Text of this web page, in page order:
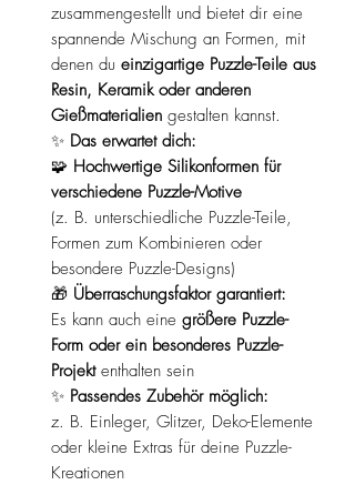
zusammengestellt und bietet dir eine
spannende Mischung an Formen, mit
denen du einzigartige Puzzle-Teile aus
Resin, Keramik oder anderen
Gießmaterialien gestalten kannst.
✨ Das erwartet dich:
🧩 Hochwertige Silikonformen für
verschiedene Puzzle-Motive
(z. B. unterschiedliche Puzzle-Teile,
Formen zum Kombinieren oder
besondere Puzzle-Designs)
🎁 Überraschungsfaktor garantiert:
Es kann auch eine größere Puzzle-
Form oder ein besonderes Puzzle-
Projektenthalten sein
✨ Passendes Zubehör möglich:
z. B. Einleger, Glitzer, Deko-Elemente
oder kleine Extras für deine Puzzle-
Kreationen